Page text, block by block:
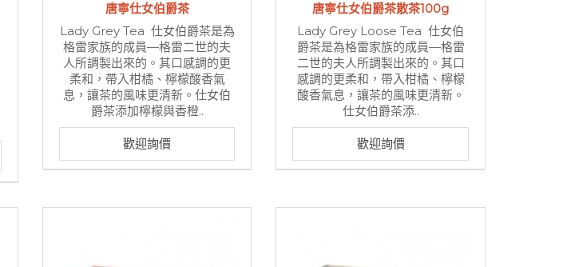
唐寧仕女伯爵茶
Lady Grey Tea 仕女伯爵茶是為
格雷家族的成員—格雷二世的夫
人所調製出來的。其口感調的更
柔和，帶入柑橘、檸檬酸香氣
息，讓茶的風味更清新。仕女伯
爵茶添加檸檬與香橙..
歡迎詢價
唐寧仕女伯爵茶散茶100g
Lady Grey Loose Tea 仕女伯
爵茶是為格雷家族的成員—格雷
二世的夫人所調製出來的。其口
感調的更柔和，帶入柑橘、檸檬
酸香氣息，讓茶的風味更清新。
仕女伯爵茶添..
歡迎詢價